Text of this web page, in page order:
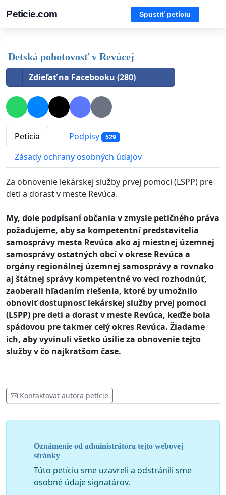
Peticie.com Spustiť petíciu
Detská pohotovosť v Revúcej
Zdieľať na Facebooku (280)
Petícia Podpisy 529
Zásady ochrany osobných údajov
Za obnovenie lekárskej služby prvej pomoci (LSPP) pre
deti a dorast v meste Revúca.
My, dole podpísaní občania v zmysle petičného práva
požadujeme, aby sa kompetentní predstavitelia
samosprávy mesta Revúca ako aj miestnej územnej
samosprávy ostatných obcí v okrese Revúca a
orgány regionálnej územnej samosprávy a rovnako
aj štátnej správy kompetentné vo veci rozhodnúť,
zaoberali hľadaním riešenia, ktoré by umožnilo
obnoviť dostupnosť lekárskej služby prvej pomoci
(LSPP) pre deti a dorast v meste Revúca, keďže bola
spádovou pre takmer celý okres Revúca. Žiadame
ich, aby vyvinuli všetko úsilie za obnovenie tejto
služby v čo najkratšom čase.
Kontaktovať autora petície
Oznámenie od administrátora tejto webovej
stránky
Túto petíciu sme uzavreli a odstránili sme
osobné údaje signatárov.